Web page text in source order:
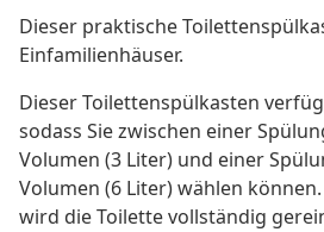
Dieser praktische
Einfamilienhäuser.
Dieser Toilettenspülkasten
sodass Sie zwischen einer
Volumen (3 Liter) und einer
Volumen (6 Liter) wählen
wird die Toilette vollständig